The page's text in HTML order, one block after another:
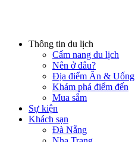
Thông tin du lịch
Cẩm nang du lịch
Nên ở đâu?
Địa điểm Ăn & Uống
Khám phá điểm đến
Mua sắm
Sự kiện
Khách sạn
Đà Nẵng